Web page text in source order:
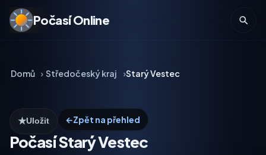
Počasí Online
Domů Středočeský kraj Starý Vestec
←Zpět na přehled
Počasí Starý Vestec
★Uložit